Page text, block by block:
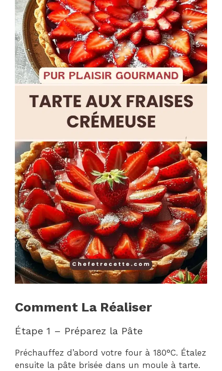
Comment La Réaliser
Étape 1 – Préparez la Pâte
Préchauffez d’abord votre four à 180°C. Étalez
ensuite la pâte brisée dans un moule à tarte.